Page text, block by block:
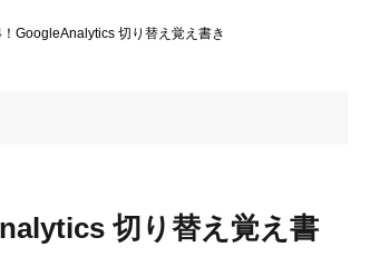
GoogleAnalytics 切り替え覚え書き
切り替え覚え書